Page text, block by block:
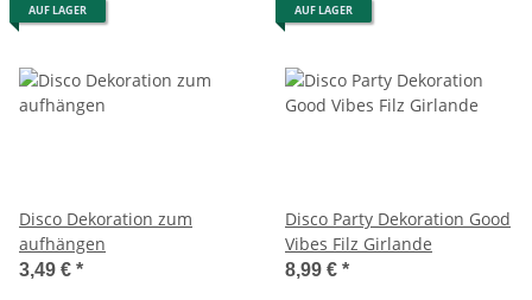
AUF LAGER
Disco Dekoration zum
aufhängen
3,49 € *
AUF LAGER
Disco Party Dekoration Good
Vibes Filz Girlande
8,99 € *